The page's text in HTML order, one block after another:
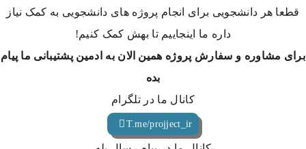
قطعا هر دانشجویی برای انجام پروژه های دانشجویی به کمک نیاز
داره ما اینجاییم تا بهش کمک کنیم!
برای مشاوره و سفارش پروژه همین الان به ادمین پشتیبانی ما پیام
بده
کانال ما در تلگرام
T.me/projject_ir